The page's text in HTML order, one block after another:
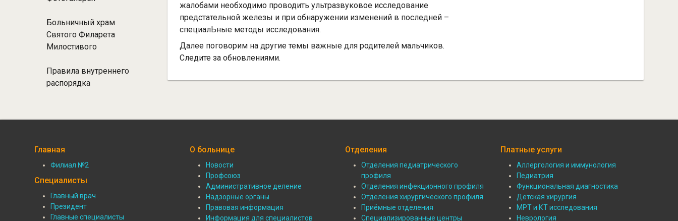
жалобами необходимо проводить ультразвуковое исследование
предстательной железы и при обнаружении изменений в последней –
специалЬные методы исследования.
Далее поговорим на другие темы важные для родителей мальчиков.
Следите за обновлениями.
Больничный храм
Святого Филарета
Милостивого
Правила внутреннего
распорядка
Главная
Подвал:
Филиалы
Филиал №2
Специалисты
Подвал:
Главный врач
Президент
Главные специалисты
О больнице
Подвал:
О
больнице
Новости
Профсоюз
Административное деление
Надзорные органы
Правовая информация
Информация для специалистов
Отделения
Подвал:
Отделения
Отделения педиатрического
профиля
Отделения инфекционного профиля
Отделения хирургического профиля
Приёмные отделения
Специализированные центры
Платные услуги
Подвал:
Платные
услуги
Аллергология и иммунология
Педиатрия
Функциональная диагностика
Детская хирургия
МРТ и КТ исследования
Неврология